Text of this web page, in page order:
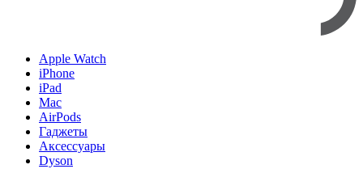
Apple Watch
iPhone
iPad
Mac
AirPods
Гаджеты
Аксессуары
Dyson